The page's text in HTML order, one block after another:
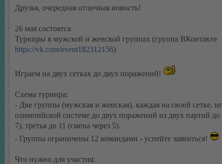
Друзья, очередная отличная новость!
26 мая состоятся
Турниры в мужской и женской группах (группа ВКонтакте
https://vk.com/event182312156)
Играем на двух сетках до двух поражений!
Схема турнира:
- Две группы (мужская и женская), каждая на своей сетке,
олимпийской системе до двух поражений из двух партий до
7), третья до 11 (смена через 5).
- Группы ограничены 12 командами - успейте заявиться!
Что нужно для участия: